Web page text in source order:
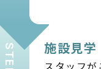
STEP 施設見学